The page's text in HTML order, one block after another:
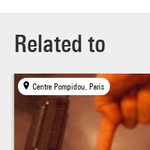
et la plus belle... Peu à peu
ouvrières l'adoptent et
On voit alors apparaître de
De là à là d'Élodie Bouedec
France, 2001, 5'35
À travers la métaphore du
Related to
Centre Pompidou, Paris